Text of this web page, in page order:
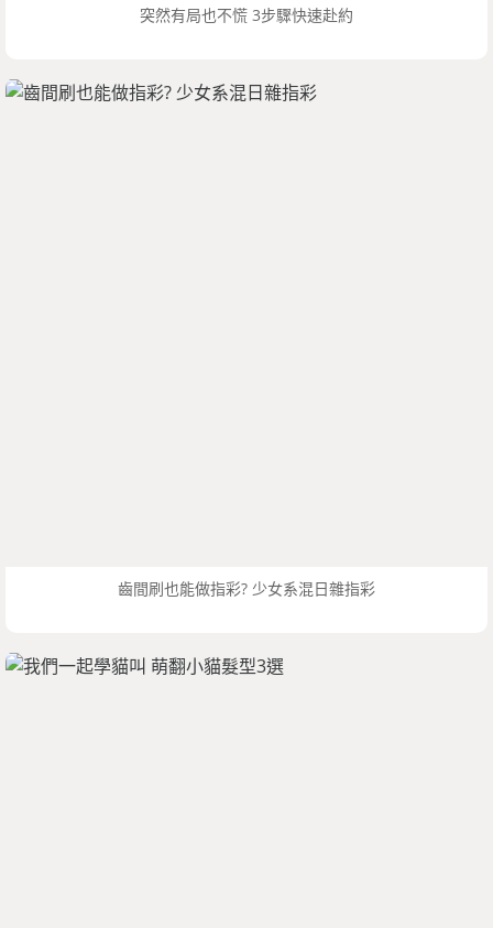
突然有局也不慌 3步驟快速赴約
齒間刷也能做指彩? 少女系混日雜指彩